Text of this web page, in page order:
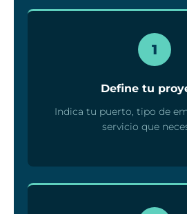
1
Define tu
Indica tu puerto, tipo de
servicio que